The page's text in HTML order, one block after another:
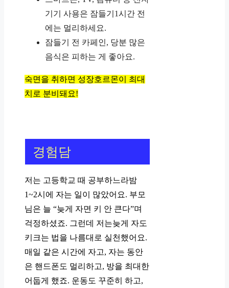
기기 사용은 잠들기1시간 전
에는 멀리하세요.
잠들기 전 카페인, 당분 많은
음식은 피하는 게 좋아요.
숙면을 취하면 성장호르몬이 최대
치로 분비돼요!
경험담
저는 고등학교 때 공부하느라밤
1~2시에 자는 일이 많았어요. 부모
님은 늘 “늦게 자면 키 안 큰다”며
걱정하셨죠. 그런데 저는늦게 자도
키크는 법을 나름대로 실천했어요.
매일 같은 시간에 자고, 자는 동안
은 핸드폰도 멀리하고, 방을 최대한
어둡게 했죠. 운동도 꾸준히 하고,